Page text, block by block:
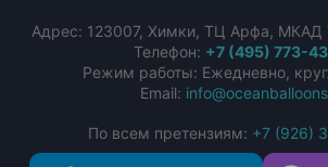
Адрес: 123007, Химки, ТЦ Арфа, МКАД
Телефон: +7 (495) 773-
Режим работы: Ежедневно,
Email:
По всем претензиям: +7 (926)